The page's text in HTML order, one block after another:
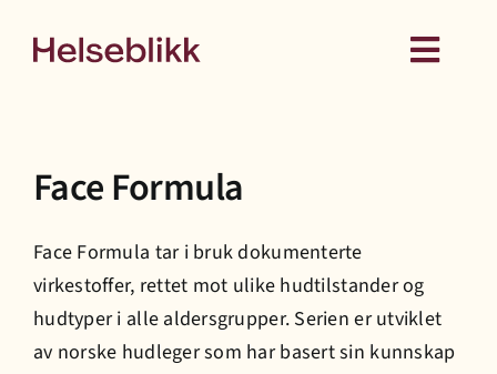
Kurs
Medlemskap
Hud
Face Formula
Face Formula tar i bruk dokumenterte
virkestoffer, rettet mot ulike hudtilstander og
hudtyper i alle aldersgrupper. Serien er utviklet
av norske hudleger som har basert sin kunnskap